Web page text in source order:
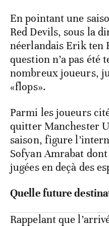
En pointant une
Red Devils, sous la
néerlandais Erik ten
question n’a pas été
nombreux joueurs,
«flops».
Parmi les joueurs
quitter Manchester
saison, figure
Sofyan Amrabat
jugées en deçà des
Quelle future
Rappelant que